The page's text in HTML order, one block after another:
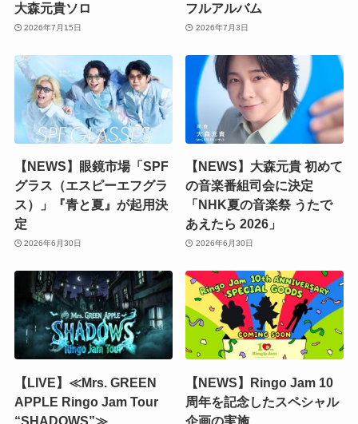
大森元貴ソロ
2026年7月15日
フルアルバム
2026年7月3日
【NEWS】眼鏡市場「SPF
グラス（エスピーエフグラ
ス）」『青と夏』が起用決
定
2026年6月30日
【NEWS】大森元貴 初めて
の音楽番組司会に決定
「NHK夏の音楽祭 うたで
あえたら 2026」
2026年6月30日
【LIVE】≪Mrs. GREEN
APPLE Ringo Jam Tour
“SHADOWS”≫
【NEWS】Ringo Jam 10
周年を記念したスペシャル
企画の実施